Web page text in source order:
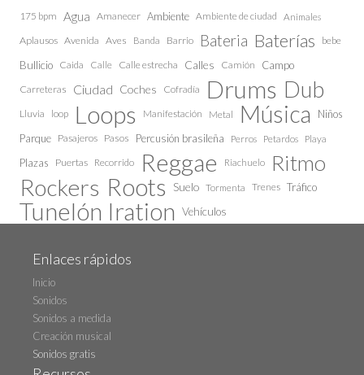
175 bpm Agua Amanecer Ambiente Ambiente de ciudad Animales
Aplausos Avenida Aves Banda Barrio Bateria Baterías bebe
Bullicio Caida Calle Calle estrecha Calles Camión Campo
Carreteras Ciudad Coches Cofradía Drums Dub
Lluvia loop Loops Manifestación Metal Música
Niños
Parque Pasajeros Pasos Percusión brasileña Perros Petardos Playa
Plazas Puertas Recorrido Reggae Riachuelo Ritmo
Rockers Roots Suelo Tormenta Trenes Tráfico
Tunelón Iration Vehículos
Enlaces rápidos
Inicio
Sonidos
Sonidos a medida
Creación musical
Sonidos gratis